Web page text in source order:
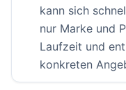
kann sich
nur Marke und
Laufzeit und
konkreten